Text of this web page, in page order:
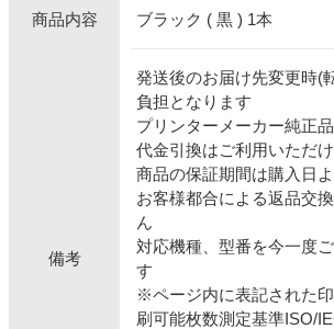
商品内容 ブラック ( 黒 ) 1本
備考
発送後のお届け先変更時(
負担となります
プリンターメーカー純正
代金引換はご利用いただ
商品の保証期間は購入日
お客様都合による返品交
ん
対応機種、型番を今一度
す
※ページ内に表記された
刷可能枚数測定基準ISO/